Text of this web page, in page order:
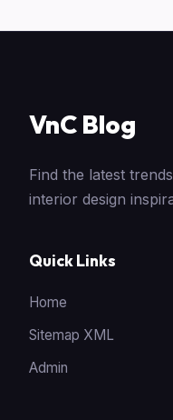
VnC Blog
Find the latest
interior design
Quick Links
Home
Sitemap XML
Admin